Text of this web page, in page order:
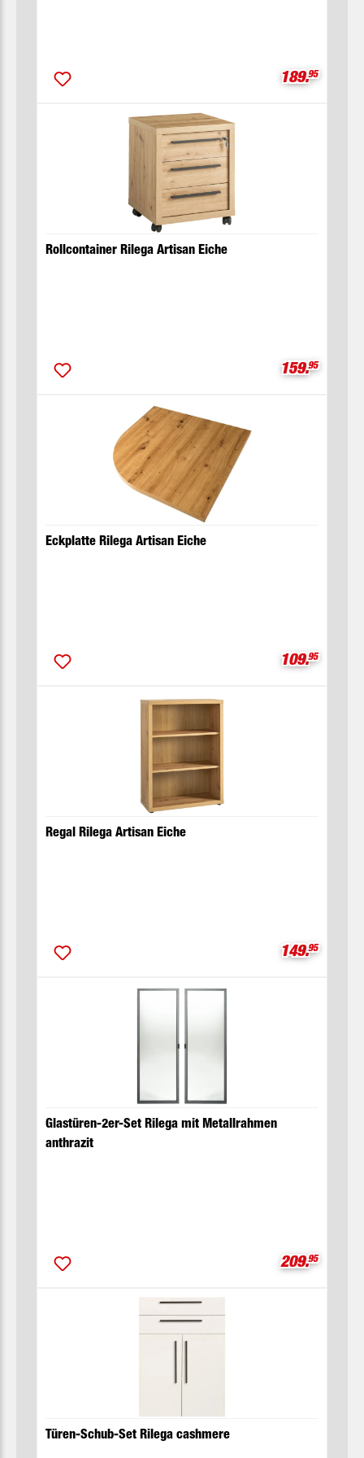
189.95
Rollcontainer Rilega Artisan Eiche
159.95
Eckplatte Rilega Artisan Eiche
109.95
Regal Rilega Artisan Eiche
149.95
Glastüren-2er-Set Rilega mit Metallrahmen
anthrazit
209.95
Türen-Schub-Set Rilega cashmere